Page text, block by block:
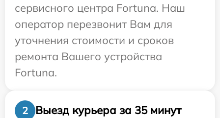
сервисного центра Fortuna. Наш
оператор перезвонит Вам для
уточнения стоимости и сроков
ремонта Вашего устройства
Fortuna.
2
Выезд курьера за 35 минут